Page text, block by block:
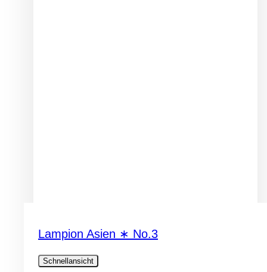
Lampion Asien ∗ No.3
Schnellansicht